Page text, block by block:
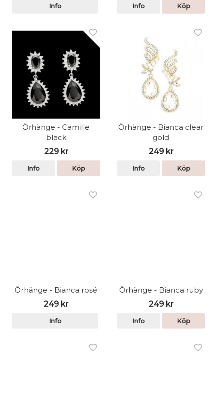
Info Info Köp
Örhänge - Camille
black
229 kr
Info Köp
Örhänge - Bianca clear
gold
249 kr
Info Köp
Örhänge - Bianca rosé
249 kr
Info
Örhänge - Bianca ruby
249 kr
Info Köp